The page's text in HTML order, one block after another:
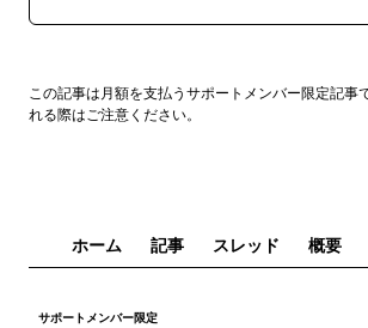
この記事は月額を支払うサポートメンバー限定記事
れる際はご注意ください。
ホーム 記事 スレッド 概要
サポートメンバー限定